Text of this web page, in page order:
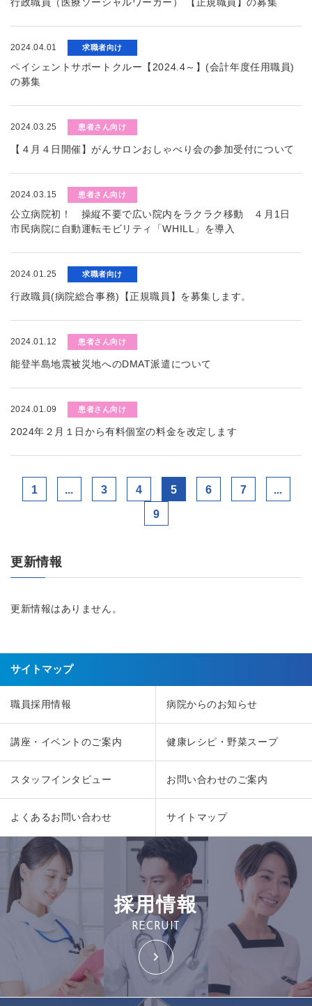
2024.04.01 求職者向け
ペイシェントサポートクルー【2024.4～】(会計年度任用職員)
の募集
2024.03.25 患者さん向け
【４月４日開催】がんサロンおしゃべり会の参加受付について
2024.03.15 患者さん向け
公立病院初！ 操縦不要で広い院内をラクラク移動 ４月1日
市民病院に自動運転モビリティ「WHILL」を導入
2024.01.25 求職者向け
行政職員(病院総合事務)【正規職員】を募集します。
2024.01.12 患者さん向け
能登半島地震被災地へのDMAT派遣について
2024.01.09 患者さん向け
2024年２月１日から有料個室の料金を改定します
1 ... 3 4 5 6 7 ...
9
更新情報
更新情報はありません。
サイトマップ
職員採用情報 病院からのお知らせ
講座・イベントのご案内 健康レシピ・野菜スープ
スタッフインタビュー お問い合わせのご案内
よくあるお問い合わせ サイトマップ
採用情報
RECRUIT